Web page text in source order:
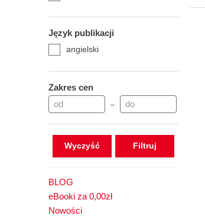
Język publikacji
angielski
Zakres cen
–
Wyczyść
BLOG
eBooki za 0,00zł
Nowości